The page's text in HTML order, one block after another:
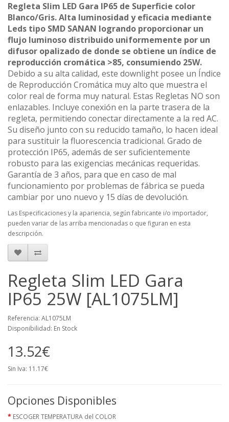
Regleta Slim LED Gara IP65 de Superficie color
Blanco/Gris. Alta luminosidad y eficacia mediante
Leds tipo SMD SANAN logrando proporcionar un
flujo luminoso distribuido uniformemente por un
difusor opalizado de donde se obtiene un índice de
reproducción cromática >85, consumiendo 25W.
Debido a su alta calidad, este downlight posee un Índice
de Reproducción Cromática muy alto que muestra el
color real de forma muy natural. Estas Regletas NO son
enlazables. Incluye conexión en la parte trasera de la
regleta, permitiendo conectar directamente a la red AC.
Su diseño junto con su reducido tamaño, lo hacen ideal
para sustituir la fluorescencia tradicional. Grado de
protección IP65, además de ser suficientemente
robusto para las exigencias mecánicas requeridas.
Garantía de 3 años, para que en caso de mal
funcionamiento por problemas de fábrica se pueda
cambiar por uno nuevo y 15 días de devolución.
Las Especificaciones y la apariencia, según fabricante i/o importador,
pueden variar de las arriba mencionadas o que figuran en esta
descripción.
Regleta Slim LED Gara
IP65 25W [AL1075LM]
Referencia: AL1075LM
Disponibilidad: En Stock
13.52€
Sin Iva: 11.17€
Opciones Disponibles
ESCOGER TEMPERATURA del COLOR